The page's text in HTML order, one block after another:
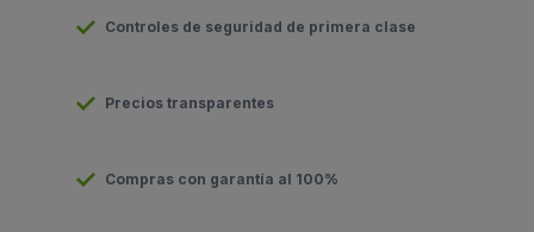
Controles de seguridad de primera clase
Precios transparentes
Compras con garantía al 100%